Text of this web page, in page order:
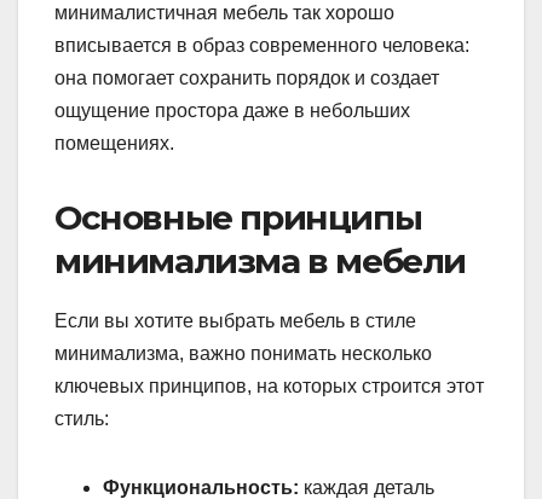
минималистичная мебель так хорошо
вписывается в образ современного человека:
она помогает сохранить порядок и создает
ощущение простора даже в небольших
помещениях.
Основные принципы
минимализма в мебели
Если вы хотите выбрать мебель в стиле
минимализма, важно понимать несколько
ключевых принципов, на которых строится этот
стиль:
Функциональность: каждая деталь